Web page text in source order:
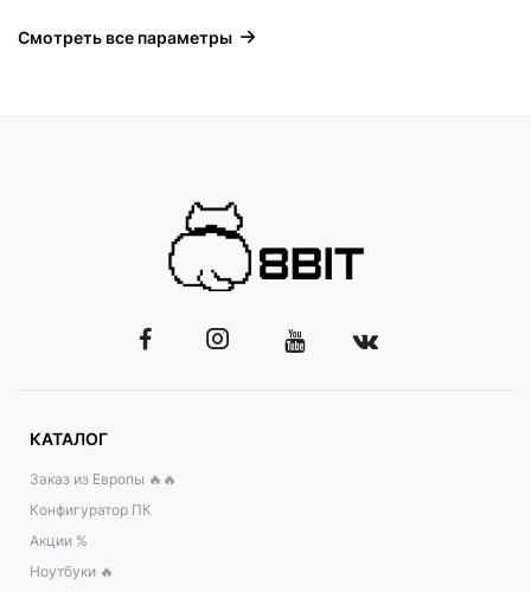
Смотреть все параметры
КАТАЛОГ
Заказ из Европы 🔥🔥
Конфигуратор ПК
Акции %
Ноутбуки 🔥